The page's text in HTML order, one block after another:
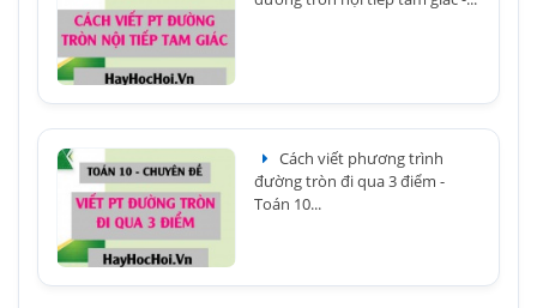
Cách viết phương trình
đường tròn đi qua 3 điểm -
Toán 10...